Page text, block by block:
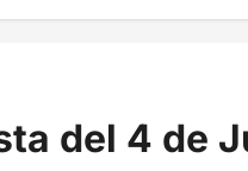
del 4 de